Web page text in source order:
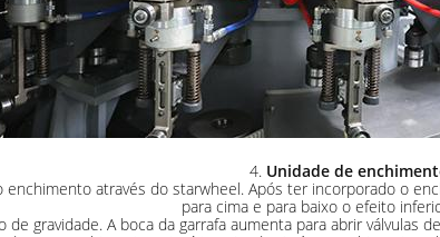
4. Unidade de
através do starwheel. Após ter incorporado o
para cima e para baixo o efeito
gravidade. A boca da garrafa aumenta para abrir